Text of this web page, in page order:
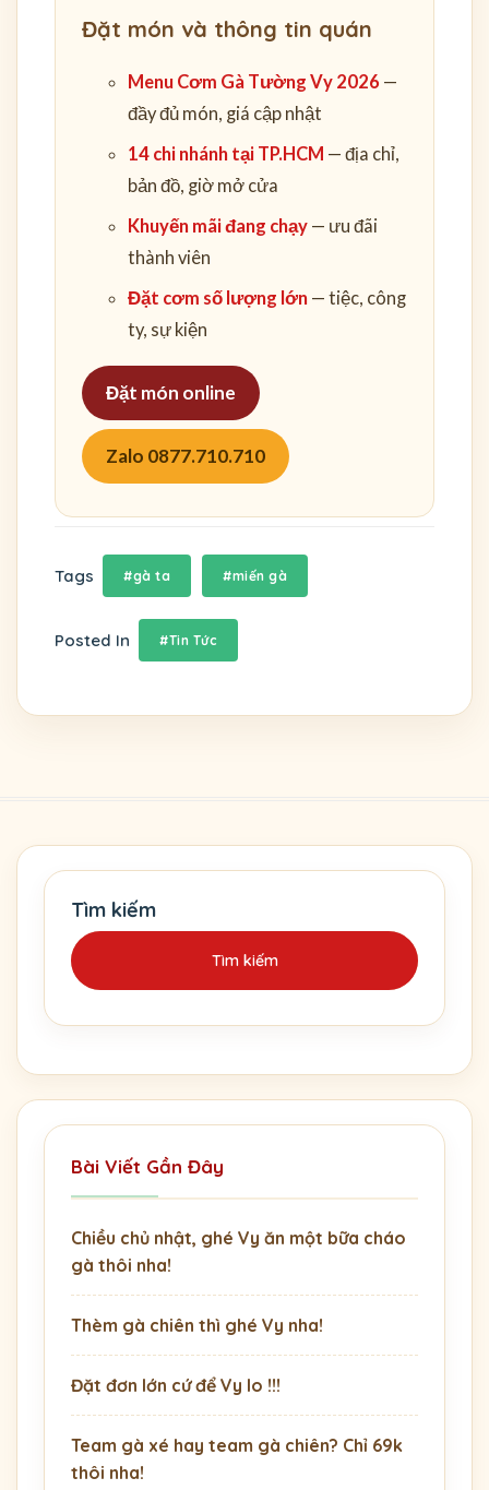
Đặt món và thông tin quán
Menu Cơm Gà Tường Vy 2026 —
đầy đủ món, giá cập nhật
14 chi nhánh tại TP.HCM — địa chỉ,
bản đồ, giờ mở cửa
Khuyến mãi đang chạy — ưu đãi
thành viên
Đặt cơm số lượng lớn — tiệc, công
ty, sự kiện
Đặt món online
Zalo 0877.710.710
Tags #gà ta #miến gà
Posted In #Tin Tức
Tìm kiếm
Tìm kiếm
Bài Viết Gần Đây
Chiều chủ nhật, ghé Vy ăn một bữa cháo
gà thôi nha!
Thèm gà chiên thì ghé Vy nha!
Đặt đơn lớn cứ để Vy lo !!!
Team gà xé hay team gà chiên? Chỉ 69k
thôi nha!